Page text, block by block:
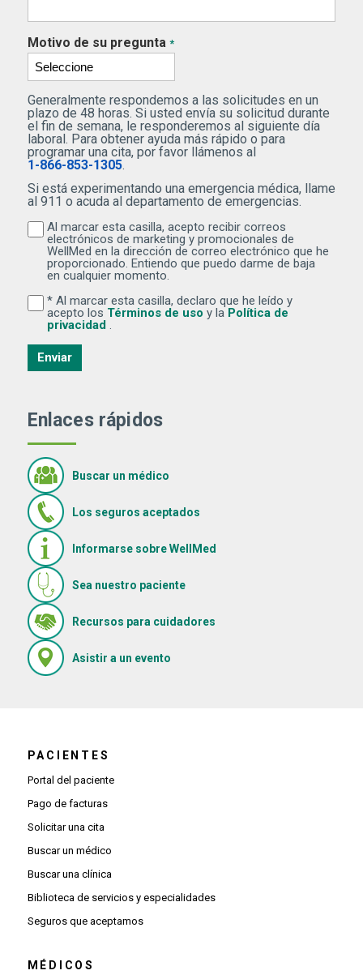
Motivo de su pregunta *
Generalmente respondemos a las solicitudes en un
plazo de 48 horas. Si usted envía su solicitud durante
el fin de semana, le responderemos al siguiente día
laboral. Para obtener ayuda más rápido o para
programar una cita, por favor llámenos al
1-866-853-1305.
Si está experimentando una emergencia médica, llame
al 911 o acuda al departamento de emergencias.
Al marcar esta casilla, acepto recibir correos
Al marcar esta casilla, acepto recibir correos
electrónicos de marketing y promocionales de
WellMed en la dirección de correo electrónico que he
proporcionado. Entiendo que puedo darme de baja
en cualquier momento.
Al marcar esta casilla, declaro que he leído y acepto
* Al marcar esta casilla, declaro que he leído y
acepto los Términos de uso (Se abre una ventana
y la Política de
privacidad .
Enviar
Enlaces rápidos
Buscar un médico
Los seguros aceptados
Informarse sobre WellMed
Sea nuestro paciente
Recursos para cuidadores(Se abre en una ventana
Asistir a un evento(Se abre en una ventana nueva)
PACIENTES
Portal del paciente
Pago de facturas
Solicitar una cita
Buscar un médico
Buscar una clínica
Biblioteca de servicios y especialidades
Seguros que aceptamos
MÉDICOS